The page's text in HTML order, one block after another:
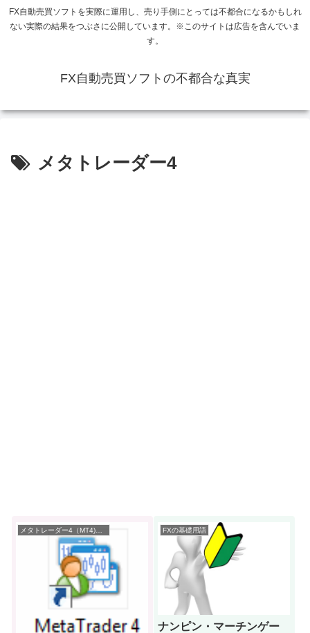
FX自動売買ソフトを実際に運用し、売り手側にとっては不都合になるかもしれ
ない実際の結果をつぶさに公開しています。※このサイトは広告を含んでいま
す。
FX自動売買ソフトの不都合な真実
メタトレーダー4
FXの基礎用語
ナンピン・マーチンゲー